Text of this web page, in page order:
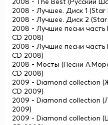
2008 - Лучшее. Диск 1 (Star
2008 - Лучшее. Диск 2 (Star
2008 - Лучшие песни часть
CD 2008)
2008 - Лучшие песни часть
CD 2008)
2008 - Мосты (Песни
CD 2008)
2009 - Diamond collection
CD 2009)
2009 - Diamond collection
2009)
2009 - Diamond collection